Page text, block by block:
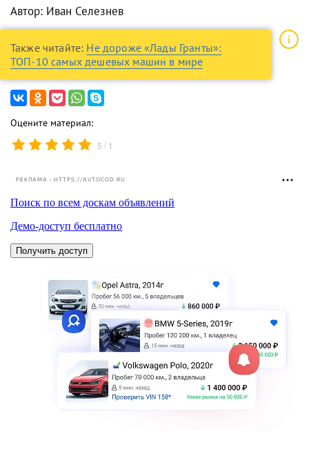
Автор: Иван Селезнев
Также читайте: Не дороже «Лады Гранты»:
ТОП-10 cамых дешевых машин в мире
Оцените материал:
5 / 1
РЕКЛАМА • HTTPS://AVTOCOD.RU